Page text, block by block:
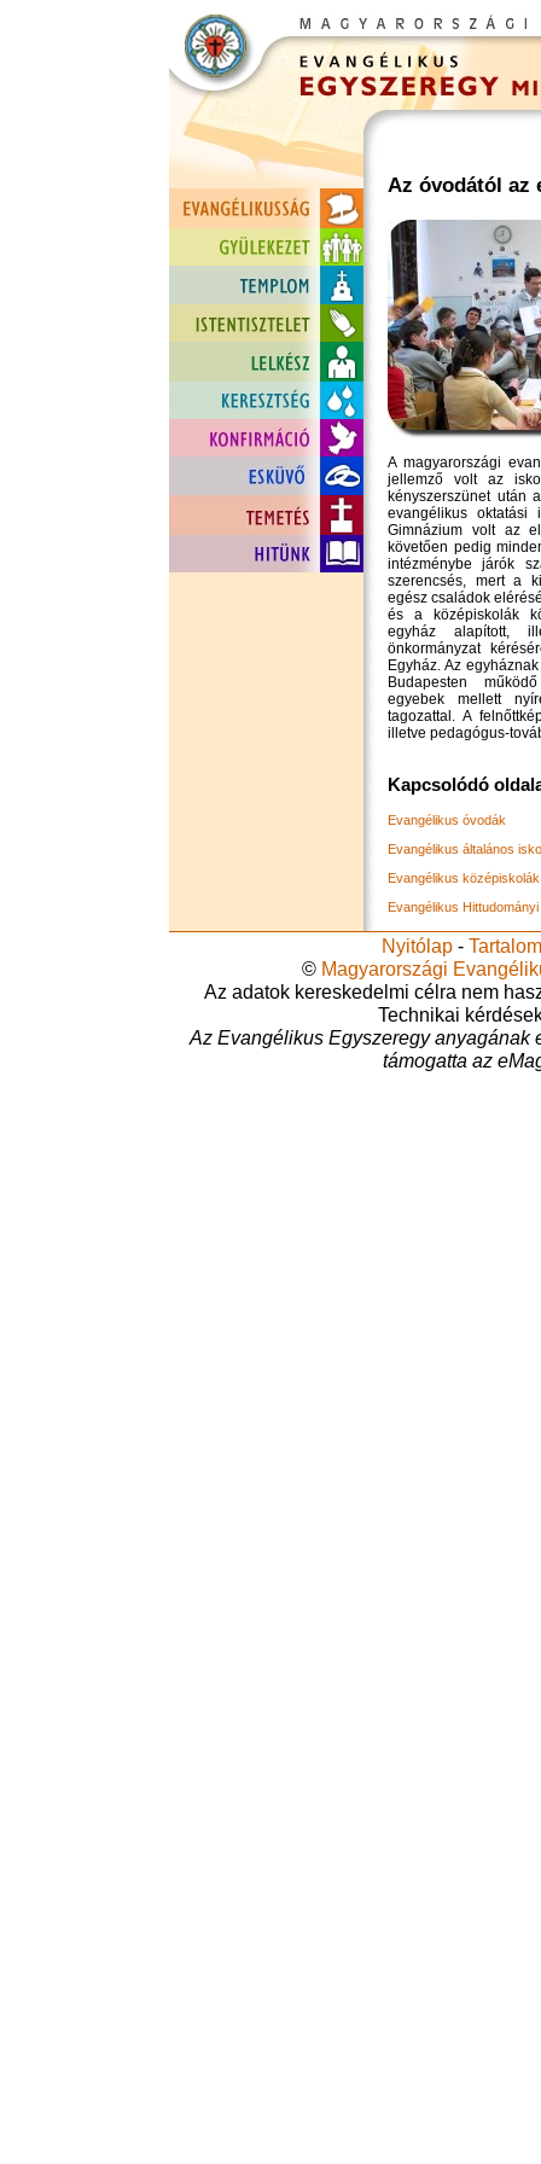
Az óvodától az
A magyarországi
jellemző volt az
kényszerszünet után
evangélikus oktatási
Gimnázium volt az
követően pedig
intézménybe járók
szerencsés, mert a
egész családok
és a középiskolák
egyház alapított,
önkormányzat
Egyház. Az
Budapesten
egyebek mellett
tagozattal. A
illetve pedagógus-
Kapcsolódó
Evangélikus óvodák
Evangélikus általános
Evangélikus középiskolák
Evangélikus
Nyitólap - Tartalom
© Magyarországi
Az adatok kereskedelmi célra nem
Technikai
Az Evangélikus Egyszeregy anyagának
támogatta az